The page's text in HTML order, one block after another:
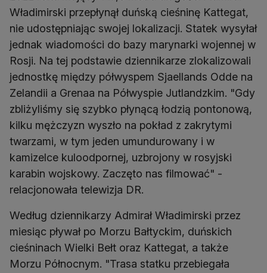
Władimirski przepłynął duńską cieśninę Kattegat,
nie udostępniając swojej lokalizacji. Statek wysyłał
jednak wiadomości do bazy marynarki wojennej w
Rosji. Na tej podstawie dziennikarze zlokalizowali
jednostkę między półwyspem Sjaellands Odde na
Zelandii a Grenaa na Półwyspie Jutlandzkim. "Gdy
zbliżyliśmy się szybko płynącą łodzią pontonową,
kilku mężczyzn wyszło na pokład z zakrytymi
twarzami, w tym jeden umundurowany i w
kamizelce kuloodpornej, uzbrojony w rosyjski
karabin wojskowy. Zaczęto nas filmować" -
relacjonowała telewizja DR.
Według dziennikarzy Admirał Władimirski przez
miesiąc pływał po Morzu Bałtyckim, duńskich
cieśninach Wielki Bełt oraz Kattegat, a także
Morzu Północnym. "Trasa statku przebiegała